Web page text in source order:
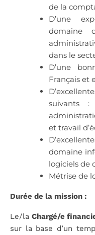
de la
D’une
domaine
dans le
D’une
Français et
suivants :
et travail
domaine
logiciels de
Métrise de
Durée de la mission :
Le/laChargé/e
sur la base d’un